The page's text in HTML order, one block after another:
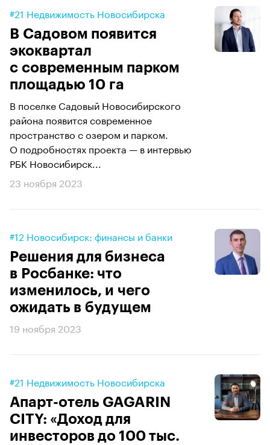
#21 Недвижимость Новосибирска
В Садовом появится
экоквартал
с современным парком
площадью 10 га
В поселке Садовый Новосибирского
района появится современное
пространство с озером и парком.
О подробностях проекта — в интервью
РБК Новосибирск...
23 ноября 2023
#12 Новосибирск: финансы и банки
Решения для бизнеса
в Росбанке: что
изменилось, и чего
ожидать в будущем
19 ноября 2023
#21 Недвижимость Новосибирска
Апарт-отель GAGARIN
CITY: «Доход для
инвесторов до 100 тыс.